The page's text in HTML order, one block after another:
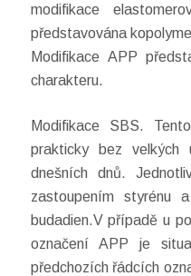
modifikace
představována
Modifikace APP
charakteru.
Modifikace SBS.
prakticky bez velkých
dnešních dnů.
zastoupením styrénu
budadien.V případě u
označení APP je
předchozích řádcích